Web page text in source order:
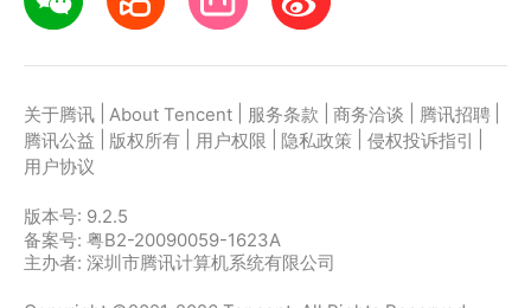
关于腾讯 About Tencent 服务条款 商务洽谈 腾讯招聘
腾讯公益
版权所有 用户权限 隐私政策 侵权投诉指引
用户协议
版本号: 9.2.5
备案号: 粤B2-20090059-1623A
主办者: 深圳市腾讯计算机系统有限公司